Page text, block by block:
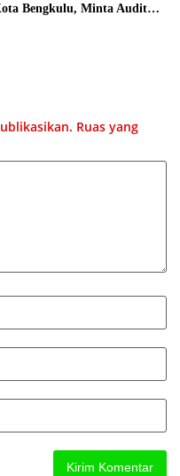
Bengkulu, Minta Audit
Ruas yang